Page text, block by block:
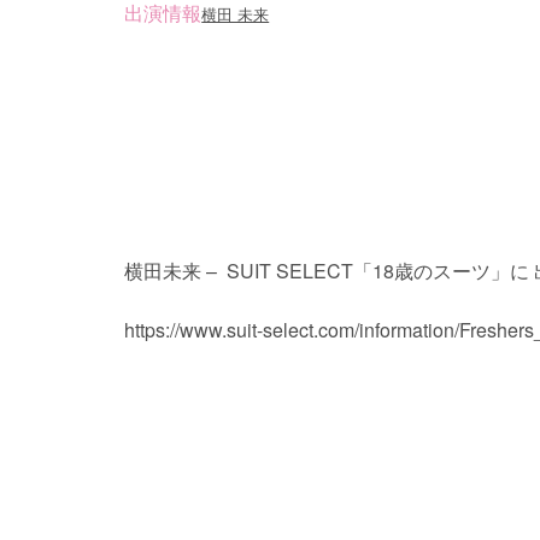
出演情報横田 未来
横田未来 – SUIT SELECT「18歳のスーツ」に
https://www.suit-select.com/information/